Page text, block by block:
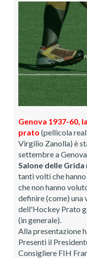
Genova 1937-60,
prato (pellicola
Virgilio Zanolla) è
settembre a
Salone delle Grida
tanti volti che
che non hanno
definire (come) una
dell'Hockey Prato
(in generale).
Alla presentazione
Presenti il
Consigliere FIH